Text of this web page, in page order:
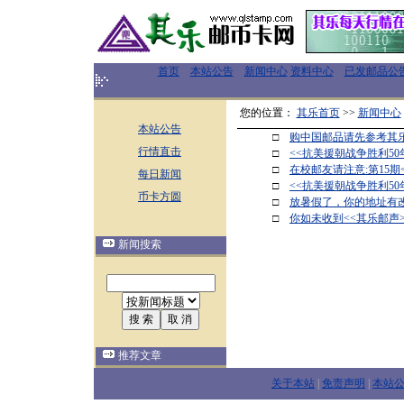
首页 本站公告 新闻中心 资料中心 已发邮品公
本站公告
行情直击
每日新闻
币卡方圆
新闻搜索
推荐文章
您的位置： 其乐首页>> 新闻中心
□ 购中国邮品请先参考其
□ <<抗美援朝战争胜利
□ 在校邮友请注意:第15
□ <<抗美援朝战争胜利
□ 放暑假了，你的地址有
□ 你如未收到<<其乐邮声
关于本站 免责声明 本站